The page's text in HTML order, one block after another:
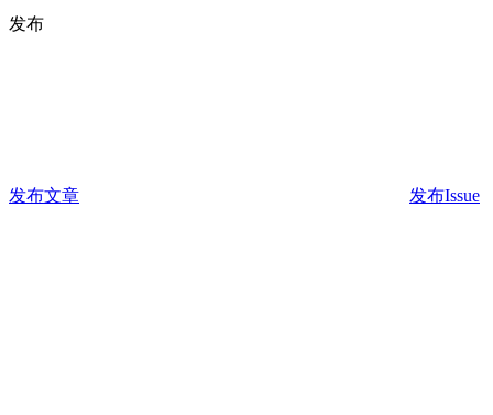
发布
发布文章 发布Issue